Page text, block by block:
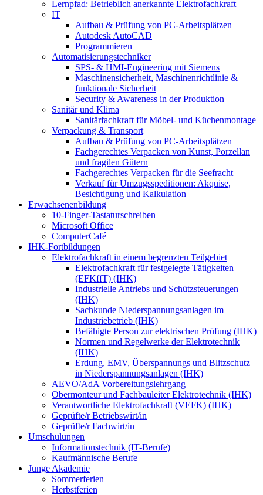
Lernpfad: Betrieblich anerkannte Elektrofachkraft
IT
Aufbau & Prüfung von PC-Arbeitsplätzen
Autodesk AutoCAD
Programmieren
Automatisierungstechniker
SPS‑ & HMI‑Engineering mit Siemens
Maschinensicherheit, Maschinenrichtlinie &
funktionale Sicherheit
Security & Awareness in der Produktion
Sanitär und Klima
Sanitärfachkraft für Möbel- und Küchenmontage
Verpackung & Transport
Aufbau & Prüfung von PC-Arbeitsplätzen
Fachgerechtes Verpacken von Kunst, Porzellan
und fragilen Gütern
Fachgerechtes Verpacken für die Seefracht
Verkauf für Umzugsspeditionen: Akquise,
Besichtigung und Kalkulation
Erwachsenenbildung
10-Finger-Tastaturschreiben
Microsoft Office
ComputerCafé
IHK-Fortbildungen
Elektrofachkraft in einem begrenzten Teilgebiet
Elektrofachkraft für festgelegte Tätigkeiten
(EFKffT) (IHK)
Industrielle Antriebs und Schützsteuerungen
(IHK)
Sachkunde Niederspannungsanlagen im
Industriebetrieb (IHK)
Befähigte Person zur elektrischen Prüfung (IHK)
Normen und Regelwerke der Elektrotechnik
(IHK)
Erdung, EMV, Überspannungs und Blitzschutz
in Niederspannungsanlagen (IHK)
AEVO/AdA Vorbereitungslehrgang
Obermonteur und Fachbauleiter Elektrotechnik (IHK)
Verantwortliche Elektrofachkraft (VEFK) (IHK)
Geprüfte/r Betriebswirt/in
Geprüfte/r Fachwirt/in
Umschulungen
Informationstechnik (IT-Berufe)
Kaufmännische Berufe
Junge Akademie
Sommerferien
Herbstferien